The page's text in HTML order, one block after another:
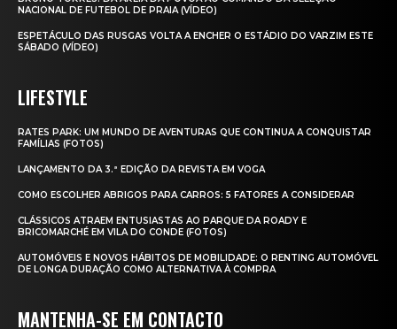
NACIONAL DE FUTEBOL DE PRAIA (VÍDEO)
ESPETÁCULO DAS RUSGAS VOLTA A ENCHER O ESTÁDIO DO VARZIM ESTE
SÁBADO (VÍDEO)
LIFESTYLE
RATES PARK: UM MUNDO DE AVENTURAS QUE CONTINUA A CONQUISTAR
FAMÍLIAS (FOTOS)
LANÇAMENTO DA 3.ª EDIÇÃO DA REVISTA EM VOGA
COMO ESCOLHER ABRIGOS PARA CARROS: 5 FATORES A CONSIDERAR
CLÁSSICOS ATRAEM ENTUSIASTAS AO PARQUE DA ROADY E
BRICOMARCHÉ EM VILA DO CONDE (FOTOS)
AUTOMÓVEIS E NOVOS HÁBITOS DE MOBILIDADE: O RENTING AUTOMÓVEL
DE LONGA DURAÇÃO COMO ALTERNATIVA À COMPRA
MANTENHA-SE EM CONTACTO